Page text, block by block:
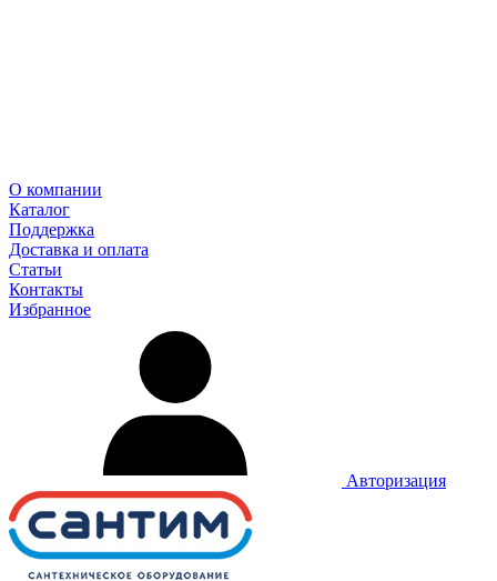
О компании
Каталог
Поддержка
Доставка и оплата
Статьи
Контакты
Избранное
Авторизация